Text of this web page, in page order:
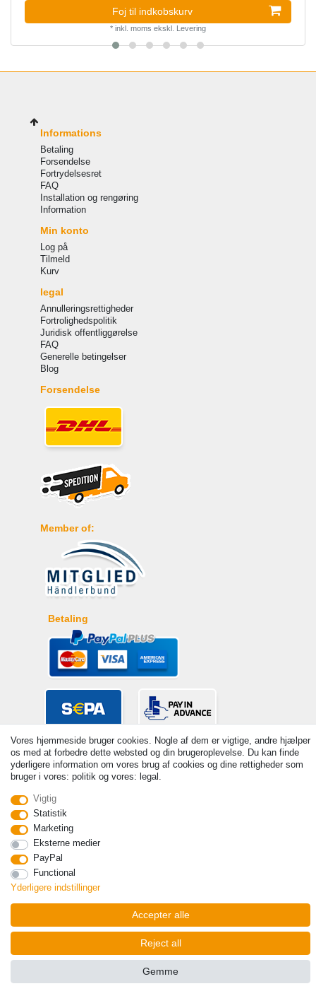
Foj til indkobskurv
* inkl. moms ekskl. Levering
Informations
Betaling
Forsendelse
Fortrydelsesret
FAQ
Installation og rengøring
Information
Min konto
Log på
Tilmeld
Kurv
legal
Annulleringsrettigheder
Fortrolighedspolitik
Juridisk offentliggørelse
FAQ
Generelle betingelser
Blog
Forsendelse
Member of:
Betaling
© Copyright 2026 | Alle rettigheder forbeholdes. - Prices incl. VAT. 19%
VAT Basic prices see article detail | * Applies to deliveries to the UK!
Withdraw from contract here
Vores hjemmeside bruger cookies. Nogle af dem er vigtige, andre hjælper
os med at forbedre dette websted og din brugeroplevelse. Du kan finde
yderligere information om vores brug af cookies og dine rettigheder som
bruger i vores: politik og vores: legal.
Vigtig
Statistik
Marketing
Eksterne medier
PayPal
Functional
Yderligere indstillinger
Accepter alle
Reject all
Gemme